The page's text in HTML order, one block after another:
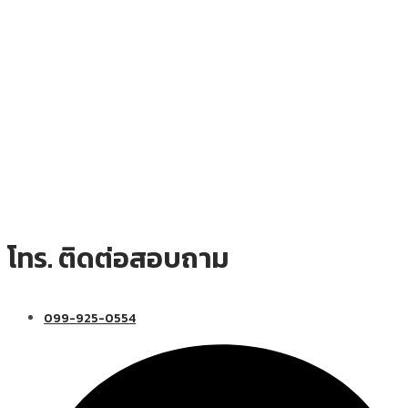
โทร. ติดต่อสอบถาม
099-925-0554